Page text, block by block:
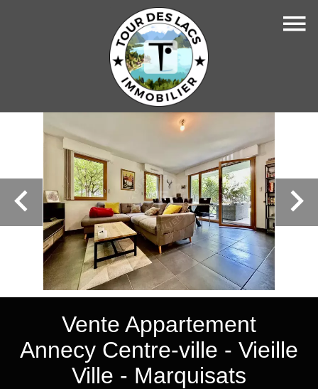
Vente Appartement
Annecy Centre-ville - Vieille
Ville - Marquisats